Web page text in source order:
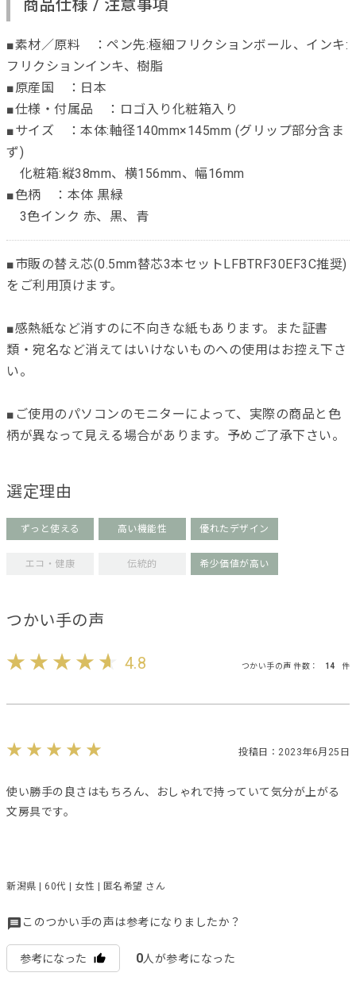
商品仕様 / 注意事項
■素材／原料 ：ペン先:極細フリクションボール、インキ:
フリクションインキ、樹脂
■原産国 ：日本
■仕様・付属品 ：ロゴ入り化粧箱入り
■サイズ ：本体:軸径140mm×145mm (グリップ部分含ま
ず)
化粧箱:縦38mm、横156mm、幅16mm
■色柄 ：本体 黒緑
3色インク 赤、黒、青
■市販の替え芯(0.5mm替芯3本セットLFBTRF30EF3C推奨)
をご利用頂けます。
■感熱紙など消すのに不向きな紙もあります。また証書
類・宛名など消えてはいけないものへの使用はお控え下さ
い。
■ご使用のパソコンのモニターによって、実際の商品と色
柄が異なって見える場合があります。予めご了承下さい。
選定理由
ずっと使える 高い機能性 優れたデザイン
エコ・健康 伝統的 希少価値が高い
つかい手の声
4.8 つかい手の声 件数： 14 件
投稿日：2023年6月25日
使い勝手の良さはもちろん、おしゃれで持っていて気分が上がる
文房具です。
新潟県 | 60代 | 女性 | 匿名希望 さん
このつかい手の声は参考になりましたか？
参考になった 0人が参考になった